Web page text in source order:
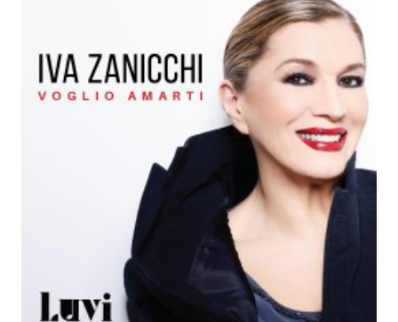
Repliche
Podcast
Interviste
Subasio Playlist